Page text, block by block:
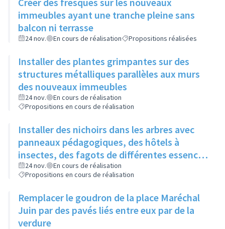
immeubles ayant une tranche pleine sans
balcon ni terrasse
24 nov. En cours de réalisation Propositions réalisées
Installer des plantes grimpantes sur des
structures métalliques parallèles aux murs
des nouveaux immeubles
24 nov.
En cours de réalisation
Propositions en cours de réalisation
Installer des nichoirs dans les arbres avec
panneaux pédagogiques, des hôtels à
insectes, des fagots de différentes essences
pour stimuler la biodiversité sur la place du
Château à la Roue
24 nov.
En cours de réalisation
Propositions en cours de réalisation
Remplacer le goudron de la place Maréchal
Juin par des pavés liés entre eux par de la
verdure